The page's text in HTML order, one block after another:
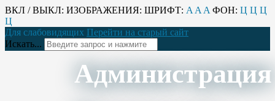
ВКЛ / ВЫКЛ: ИЗОБРАЖЕНИЯ: ШРИФТ: A A A ФОН: Ц Ц Ц
Ц
Для слабовидящих Перейти на старый сайт
Искать...
Администрация